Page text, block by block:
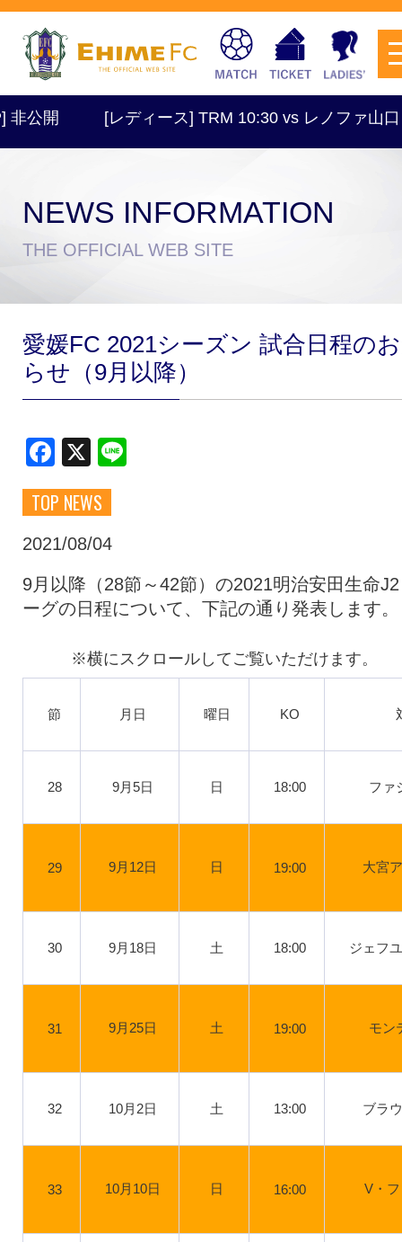
試合日程・結果
スクール
チケットを購入
スポンサー
開 [レディース] TRM 10:30 vs レノファ山口 ＠
NEWS INFORMATION
THE OFFICIAL WEB SITE
愛媛FC 2021シーズン 試合日程の
らせ（9月以降）
Facebook
X
TOP NEWS
2021/08/04
9月以降（28節～42節）の2021明治安田生命
ーグの日程について、下記の通り発表します。
節 月日 曜日 KO
28 9月5日 日 18:00 ファ
29 9月12日 日 19:00 大宮
30 9月18日 土 18:00 ジェフ
31 9月25日 土 19:00 モン
32 10月2日 土 13:00 ブラ
33 10月10日 日 16:00 V・